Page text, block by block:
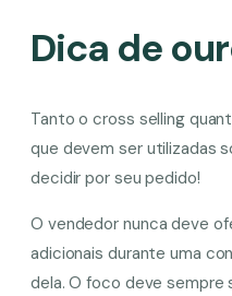
Dica de
Tanto o cross selling
que devem ser utilizadas
decidir por seu pedido!
O vendedor nunca deve
adicionais durante uma
dela. O foco deve sempre